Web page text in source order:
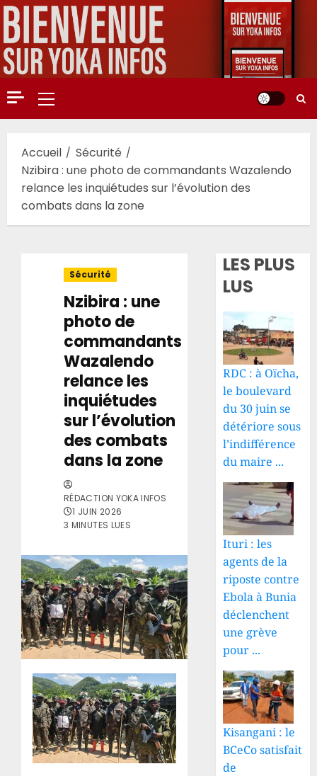
Aller
au
contenu
Menu
principal
Accueil
Sécurité
Nzibira : une photo de commandants Wazalendo
relance les inquiétudes sur l’évolution des
combats dans la zone
Sécurité
Nzibira : une
photo de
commandants
Wazalendo
relance les
inquiétudes
sur l’évolution
des combats
dans la zone
RÉDACTION YOKA INFOS
1 JUIN 2026
3 MINUTES LUES
LES PLUS
LUS
RDC : à Oïcha,
le boulevard
du 30 juin se
détériore sous
l’indifférence
du maire ...
Ituri : les
agents de la
riposte contre
Ebola à Bunia
déclenchent
une grève
pour ...
Kisangani : le
BCeCo satisfait
de